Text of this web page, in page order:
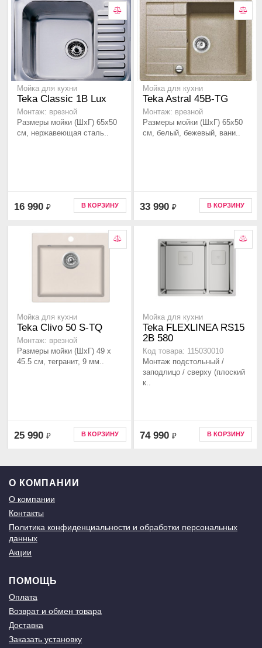
Мойка для кухни
Teka Classic 1B Lux
Монтаж: врезной
Размеры мойки (ШхГ) 65х50
см, нержавеющая сталь..
16 990 ₽ В КОРЗИНУ
Мойка для кухни
Teka Astral 45B-TG
Монтаж: врезной
Размеры мойки (ШхГ) 65х50
см, белый, бежевый, вани..
33 990 ₽ В КОРЗИНУ
Мойка для кухни
Teka Clivo 50 S-TQ
Монтаж: врезной
Размеры мойки (ШхГ) 49 х
45.5 см, тегранит, 9 мм..
25 990 ₽ В КОРЗИНУ
Мойка для кухни
Teka FLEXLINEA RS15
2B 580
Код товара: 115030010
Монтаж подстольный /
заподлицо / сверху (плоский
к..
74 990 ₽ В КОРЗИНУ
О КОМПАНИИ
О компании
Контакты
Политика конфиденциальности и обработки персональных
данных
Акции
ПОМОЩЬ
Оплата
Возврат и обмен товара
Доставка
Заказать установку